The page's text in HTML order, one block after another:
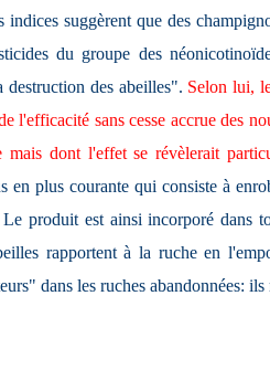
suggèrent que des
du groupe des
des abeilles". Selon lui,
l'efficacité sans cesse accrue des
mais dont l'effet se révèlerait
en plus courante qui consiste à
produit est ainsi incorporé dans
rapportent à la ruche en
dans les ruches abandonnées: